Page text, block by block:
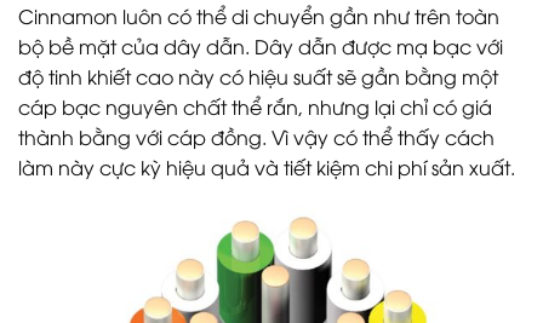
Cinnamon luôn có thể di chuyển gần như trên toàn
bộ bề mặt của dây dẫn. Dây dẫn được mạ bạc với
độ tinh khiết cao này có hiệu suất sẽ gần bằng một
cáp bạc nguyên chất thể rắn, nhưng lại chỉ có giá
thành bằng với cáp đồng. Vì vậy có thể thấy cách
làm này cực kỳ hiệu quả và tiết kiệm chi phí sản xuất.